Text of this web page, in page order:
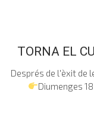
TORNA EL
Després de l'èxit de
Diumenges